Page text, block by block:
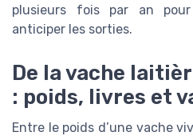
plusieurs fois par an
anticiper les sorties.
De la vache
: poids, livres et
Entre le poids d’une vache